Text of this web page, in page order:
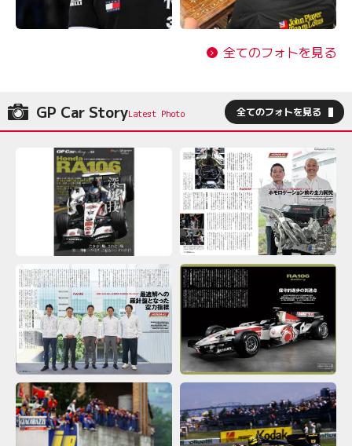
全てのフォトを見る
GP Car Story 全てのフォトを見る